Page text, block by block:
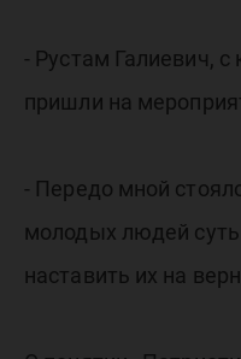
- Рустам Галиевич,
пришли на
- Передо мной
молодых людей
наставить их на